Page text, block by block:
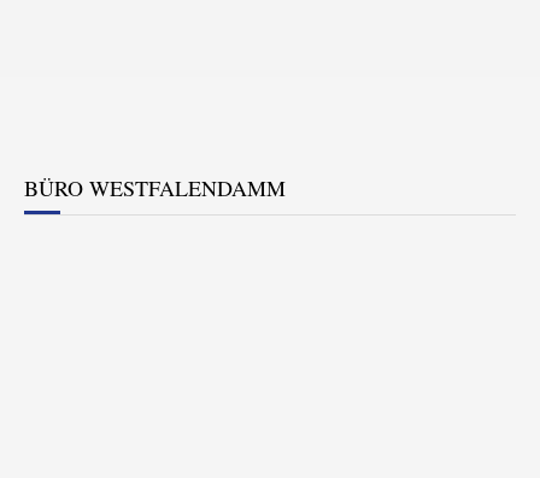
BÜRO WESTFALENDAMM